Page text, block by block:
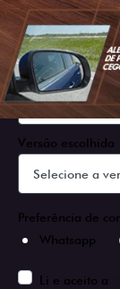
Versão escolhida
Preferência de
Whatsapp
Li e aceito a